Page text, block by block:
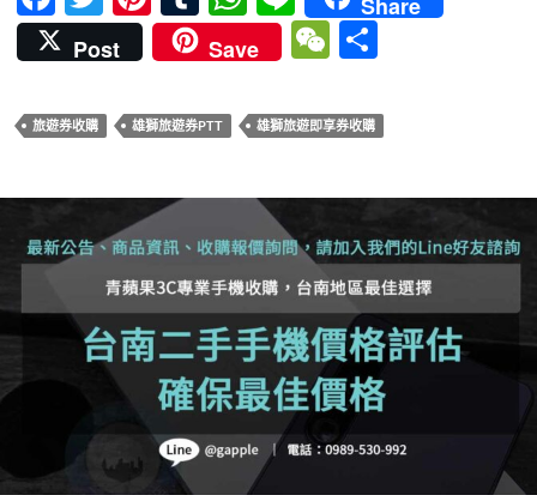
ac
e
b
o
o
k
w
itt
er
nt
er
es
t
u
m
bl
r
h
at
s
A
p
p
n
e
Share
Post
Save
W
C
at
旅遊券收購 雄獅旅遊券PTT 雄獅旅遊即享券收購